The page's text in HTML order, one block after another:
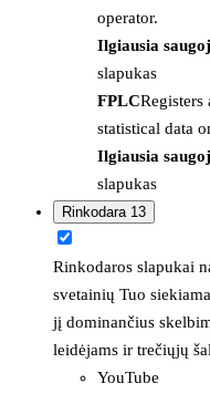
operator.
Ilgiausia
slapukas
FPLCRegisters
statistical data
Ilgiausia
slapukas
Rinkodara 13
Rinkodaros slapukai
svetainių Tuo
jį dominančius
leidėjams ir trečiųjų
YouTube